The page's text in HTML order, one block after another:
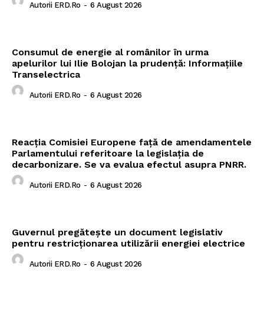
Autorii ERD.ro - 6 August 2026
Consumul de energie al românilor în urma
apelurilor lui Ilie Bolojan la prudență: Informațiile
Transelectrica
Autorii ERD.ro - 6 August 2026
Reacția Comisiei Europene față de amendamentele
Parlamentului referitoare la legislația de
decarbonizare. Se va evalua efectul asupra PNRR.
Autorii ERD.ro - 6 August 2026
Guvernul pregătește un document legislativ
pentru restricționarea utilizării energiei electrice
Autorii ERD.ro - 6 August 2026